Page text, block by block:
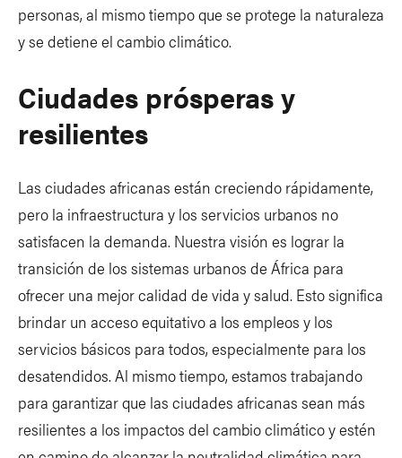
personas, al mismo tiempo que se protege la naturaleza
y se detiene el cambio climático.
Ciudades prósperas y
resilientes
Las ciudades africanas están creciendo rápidamente,
pero la infraestructura y los servicios urbanos no
satisfacen la demanda. Nuestra visión es lograr la
transición de los sistemas urbanos de África para
ofrecer una mejor calidad de vida y salud. Esto significa
brindar un acceso equitativo a los empleos y los
servicios básicos para todos, especialmente para los
desatendidos. Al mismo tiempo, estamos trabajando
para garantizar que las ciudades africanas sean más
resilientes a los impactos del cambio climático y estén